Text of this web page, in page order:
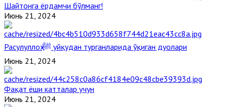
Шайтонга ёрдамчи бўлманг!
Июнь 21, 2024
Расулуллоҳ ﷺ уйқудан турганларида ўқиган дуолари
Июнь 21, 2024
Фақат ёши катталар учун
Июнь 21, 2024